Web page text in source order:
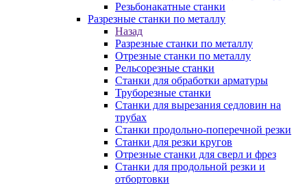
Резьбонакатные станки
Разрезные станки по металлу
Назад
Разрезные станки по металлу
Отрезные станки по металлу
Рельсорезные станки
Станки для обработки арматуры
Труборезные станки
Станки для вырезания седловин на
трубаx
Станки продольно-поперечной резки
Станки для резки кругов
Отрезные станки для сверл и фрез
Станки для продольной резки и
отбортовки